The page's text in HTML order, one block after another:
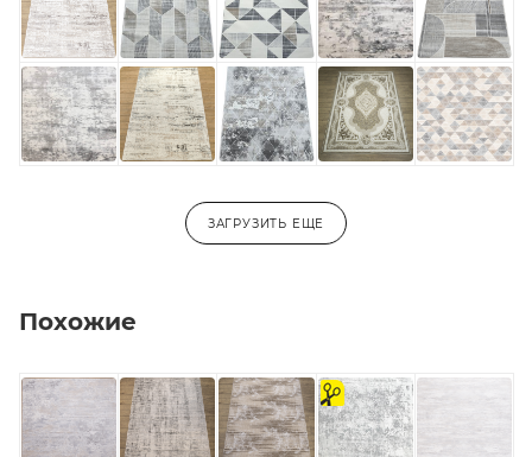
3,0х5,0 3,0х5,5 3,0х6,0 -
ЗАГРУЗИТЬ ЕЩЕ
Похожие
на
отрез